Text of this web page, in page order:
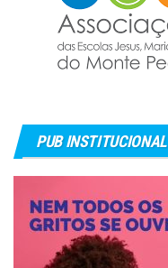
PUB INSTITUCIONAL